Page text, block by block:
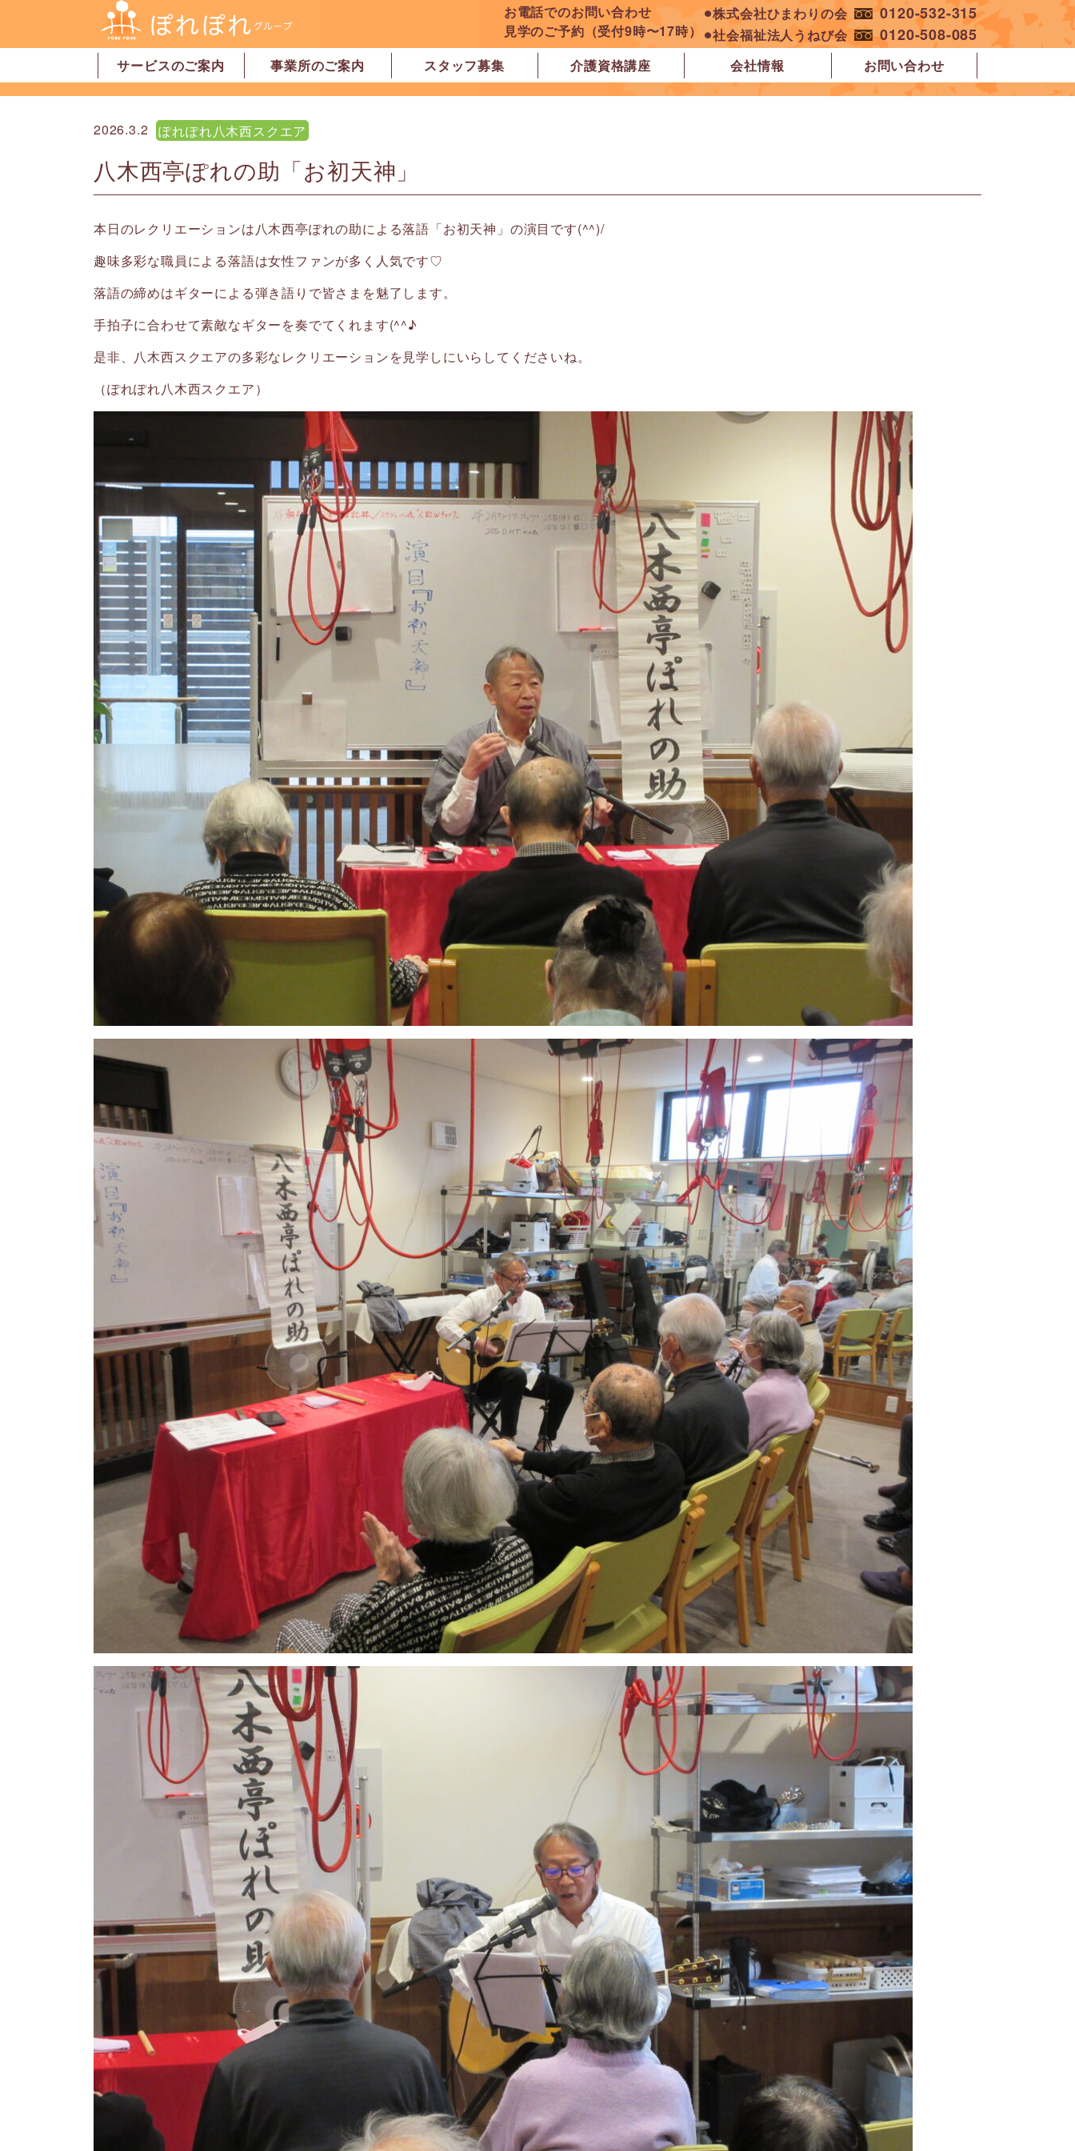
お電話でのお問い合わせ
見学のご予約（受付9時〜17時）
⚫︎株式会社ひまわりの会 0120-532-315
⚫︎社会福祉法人うねび会 0120-508-085
サービスのご案内
居宅介護支援
訪問介護
訪問看護
デイサービス
グループホーム
地域密着型特別養護老人ホーム
ショートステイ
有料老人ホーム
サービス付高齢者向け住宅
家事代行サービス
「認可」小規模保育園
事業所のご案内
事業所一覧・奈良市
ぽれぽれ学園前レジデンス
ぽれぽれ登美ヶ丘
ぽれぽれ四条大路
ぽれぽれ東登美ヶ丘
ぽれぽれケアセンター青山
事業所一覧・橿原市 ぽれぽれ中和
ぽれぽれ橿原在宅支援相談センター
ぽれぽれケアセンター 白橿
ぽれぽれ白橿コンフォート
ぽれぽれ八木西スクエア
橿原市地域包括支援センター北エリア
スタッフ募集 介護資格講座 会社情報 お問い合わせ
2026.3.2 ぽれぽれ八木西スクエア
八木西亭ぽれの助「お初天神」
本日のレクリエーションは八木西亭ぽれの助による落語「お初天神」の演目です(^^)/
趣味多彩な職員による落語は女性ファンが多く人気です♡
落語の締めはギターによる弾き語りで皆さまを魅了します。
手拍子に合わせて素敵なギターを奏でてくれます(^^♪
是非、八木西スクエアの多彩なレクリエーションを見学しにいらしてくださいね。
（ぽれぽれ八木西スクエア）